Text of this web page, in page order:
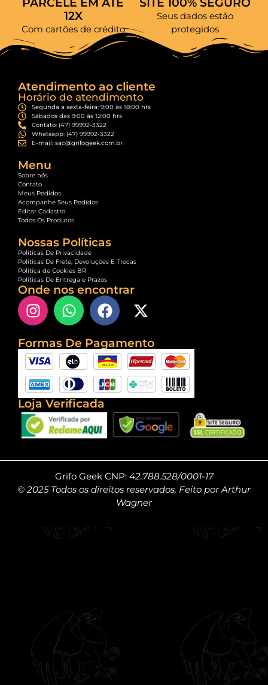
PARCELE EM ATÉ
12X
Com cartões de crédito
SITE 100% SEGURO
Seus dados estão
protegidos
Atendimento ao cliente
Horário de atendimento
Segunda a sexta-feira: 9:00 às 18:00 hrs
Sábados das 9:00 às 12:00 hrs
Contato: (47) 99992-3322
Whatsapp: (47) 99992-3322
E-mail: sac@grifogeek.com.br
Menu
Sobre nós
Contato
Meus Pedidos
Acompanhe Seus Pedidos
Editar Cadastro
Todos Os Produtos
Nossas Políticas
Políticas De Privacidade
Políticas De Frete, Devoluções E Trocas
Política de Cookies BR
Políticas De Entrega e Prazos
Onde nos encontrar
Formas De Pagamento
Loja Verificada
Grifo Geek CNP: 42.788.528/0001-17
© 2025 Todos os direitos reservados. Feito por Arthur
Wagner